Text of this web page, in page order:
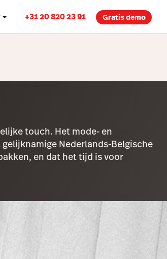
+31 20 820 23 91 Gratis demo
touch. Het mode- en
Nederlands-Belgische
en dat het tijd is voor